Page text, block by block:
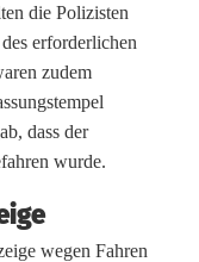
die Polizisten
erforderlichen
zudem
dass der
wurde.
wegen Fahren